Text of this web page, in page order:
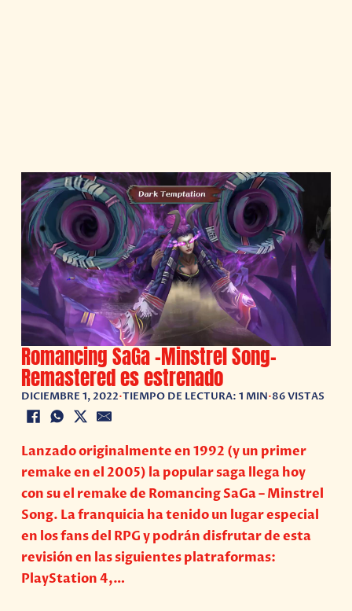
Romancing SaGa -Minstrel Song-
Remastered es estrenado
DICIEMBRE 1, 2022•TIEMPO DE LECTURA: 1 MIN•86 VISTAS
Lanzado originalmente en 1992 (y un primer
remake en el 2005) la popular saga llega hoy
con su el remake de Romancing SaGa – Minstrel
Song. La franquicia ha tenido un lugar especial
en los fans del RPG y podrán disfrutar de esta
revisión en las siguientes platraformas:
PlayStation 4,…